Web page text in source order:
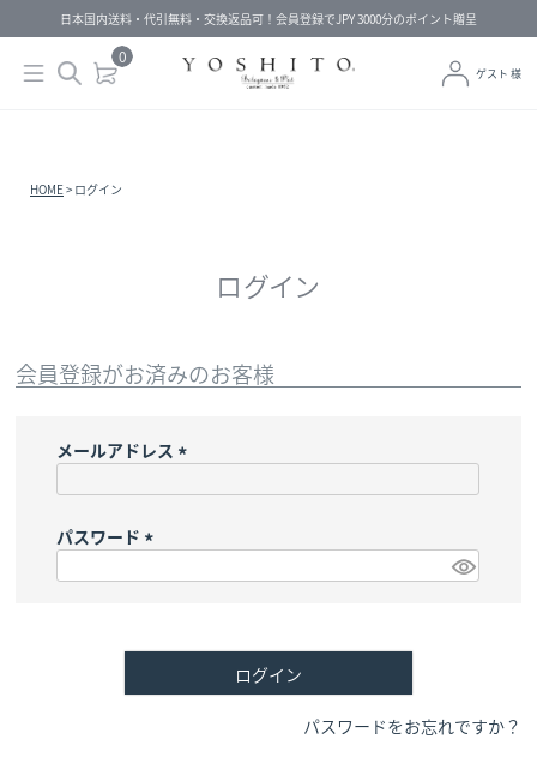
日本国内送料・代引無料・交換返品可！会員登録でJPY 3000分のポイント贈呈
0
ゲスト 様
HOME ログイン
ログイン
会員登録がお済みのお客様
メールアドレス
)
パスワード
)
ログイン
パスワードをお忘れですか？